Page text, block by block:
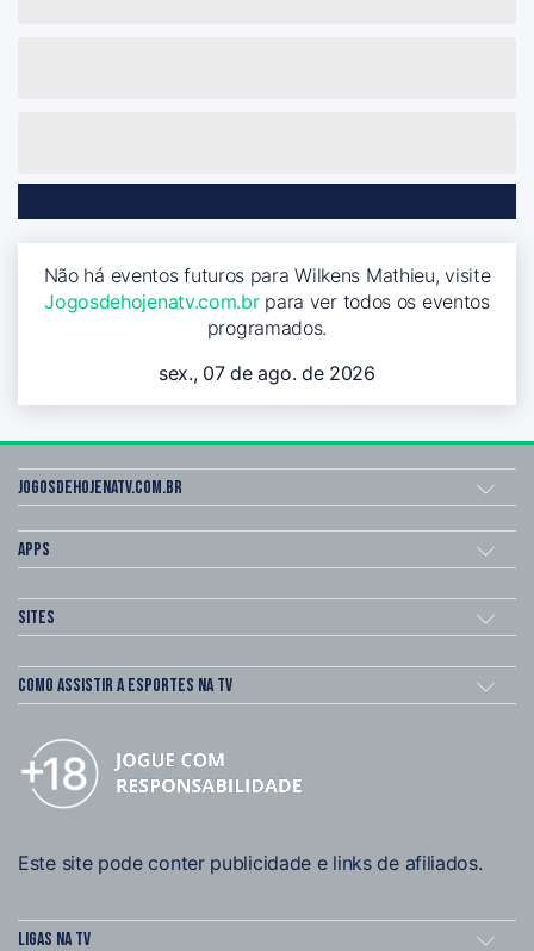
Não há eventos futuros para Wilkens Mathieu, visite
Jogosdehojenatv.com.brpara ver todos os eventos
programados.
sex., 07 de ago. de 2026
Jogosdehojenatv.com.br
Apps
Sites
Como assistir a esportes na TV
Este site pode conter publicidade e links de afiliados.
Ligas na TV